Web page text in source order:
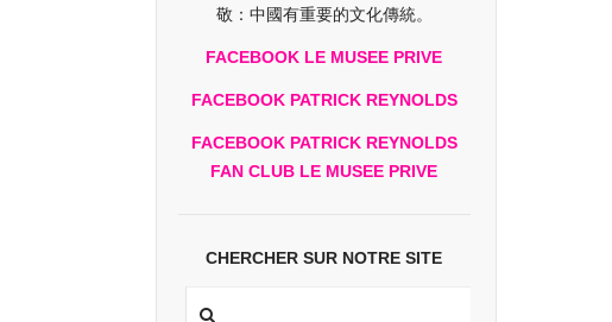
敬：中國有重要的文化傳統。
FACEBOOK LE MUSEE PRIVE
FACEBOOK PATRICK REYNOLDS
FACEBOOK PATRICK REYNOLDS
FAN CLUB LE MUSEE PRIVE
CHERCHER SUR NOTRE SITE